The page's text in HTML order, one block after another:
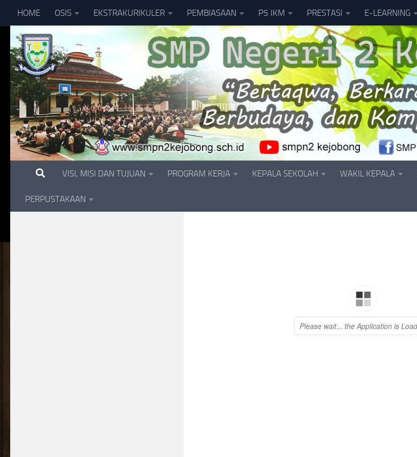
Skip to content
HOME OSIS EKSTRAKURIKULER PEMBIASAAN P5 IKM PRESTASI E-LEARNING
VISI, MISI DAN TUJUAN PROGRAM KERJA KEPALA SEKOLAH WAKIL KEPALA
PERPUSTAKAAN